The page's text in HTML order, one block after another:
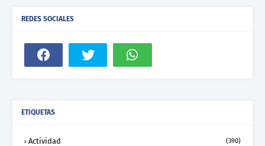
REDES SOCIALES
ETIQUETAS
Actividad (390)